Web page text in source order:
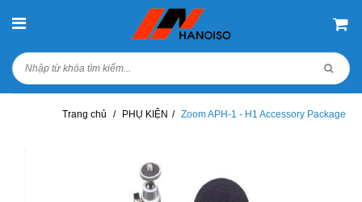
Trang chủ / PHỤ KIỆN / Zoom APH-1 - H1 Accessory Package